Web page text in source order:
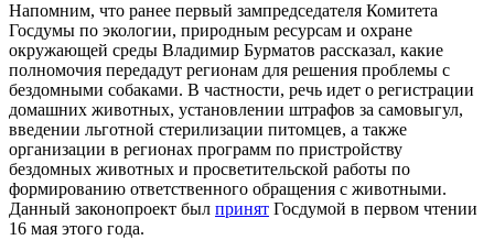
Напомним, что ранее первый зампредседателя Комитета
Госдумы по экологии, природным ресурсам и охране
окружающей среды Владимир Бурматов рассказал, какие
полномочия передадут регионам для решения проблемы с
бездомными собаками. В частности, речь идет о регистрации
домашних животных, установлении штрафов за самовыгул,
введении льготной стерилизации питомцев, а также
организации в регионах программ по пристройству
бездомных животных и просветительской работы по
формированию ответственного обращения с животными.
Данный законопроект был принят Госдумой в первом чтении
16 мая этого года.